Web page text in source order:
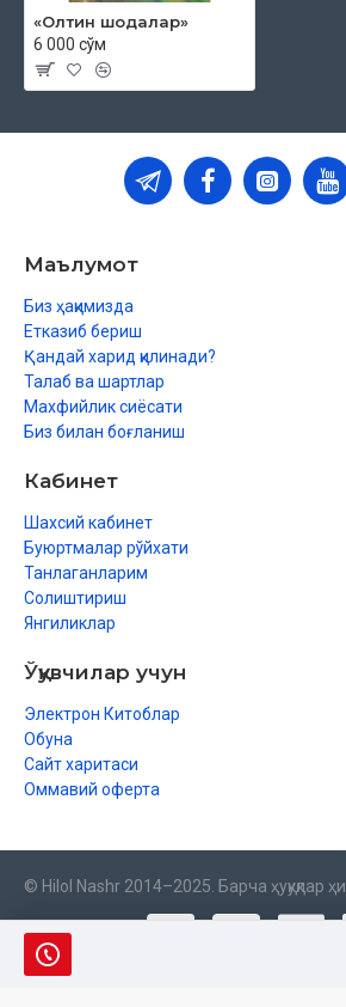
«Олтин шодалар»
6 000 сўм
Маълумот
Биз ҳақимизда
Етказиб бериш
Қандай харид қилинади?
Талаб ва шартлар
Махфийлик сиёсати
Биз билан боғланиш
Кабинет
Шахсий кабинет
Буюртмалар рўйхати
Танлаганларим
Солиштириш
Янгиликлар
Ўқувчилар учун
Электрон Китоблар
Обуна
Сайт харитаси
Оммавий оферта
© Hilol Nashr 2014–2025. Барча ҳуқуқлар